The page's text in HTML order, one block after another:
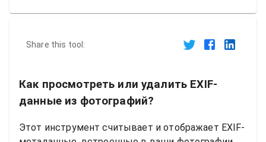
Share this tool:
Как просмотреть или удалить EXIF-
данные из фотографий?
Этот инструмент считывает и отображает EXIF-